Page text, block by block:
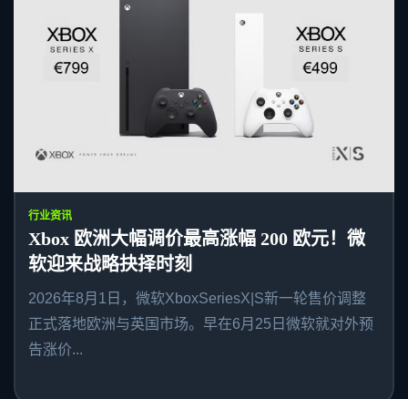
行业资讯
Xbox 欧洲大幅调价最高涨幅 200 欧元！微
软迎来战略抉择时刻
2026年8月1日，微软XboxSeriesX|S新一轮售价调整
正式落地欧洲与英国市场。早在6月25日微软就对外预
告涨价...